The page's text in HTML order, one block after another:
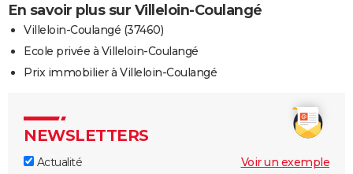
En savoir plus sur Villeloin-Coulangé
Villeloin-Coulangé (37460)
Ecole privée à Villeloin-Coulangé
Prix immobilier à Villeloin-Coulangé
NEWSLETTERS
Actualité
Voir un exemple